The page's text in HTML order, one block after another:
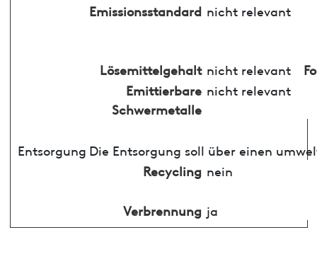
Emissionsstandard nicht relevant
Lösemittelgehalt nicht relevant
Emittierbare
Schwermetalle
nicht relevant
Entsorgung Die Entsorgung soll über einen
Recycling nein
Verbrennung ja